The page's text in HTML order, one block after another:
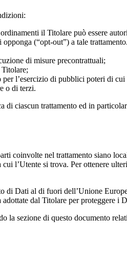
il Titolare può essere
(“opt-out”) a tale
di misure precontrattuali;
per l’esercizio di pubblici poteri di
o di terzi.
ciascun trattamento ed in
coinvolte nel trattamento siano
l’Utente si trova. Per ottenere
Dati al di fuori dell’Unione
dal Titolare per proteggere i
la sezione di questo documento